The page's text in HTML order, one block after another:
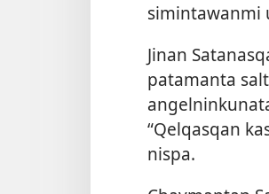
simintawanmi
Jinan
patamanta
“Qelqasqan
nispa.